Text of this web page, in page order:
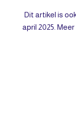
Dit artikel is
april 2025.